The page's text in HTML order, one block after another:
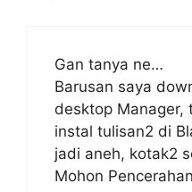
Gan tanya ne…
Barusan saya
desktop Manager,
instal tulisan2 di
jadi aneh, kotak2
Mohon